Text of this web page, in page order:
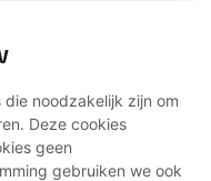
noodzakelijk zijn om
Deze cookies
geen
gebruiken we ook